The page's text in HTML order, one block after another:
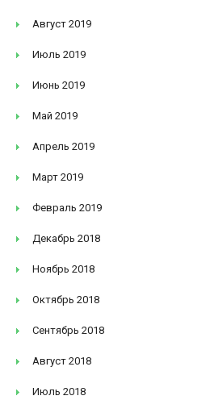
Август 2019
Июль 2019
Июнь 2019
Май 2019
Апрель 2019
Март 2019
Февраль 2019
Декабрь 2018
Ноябрь 2018
Октябрь 2018
Сентябрь 2018
Август 2018
Июль 2018